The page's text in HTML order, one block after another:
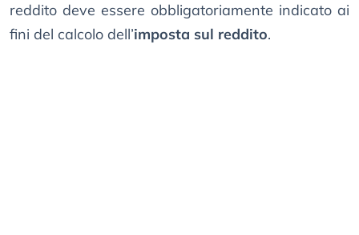
reddito deve essere obbligatoriamente indicato ai
fini del calcolo dell’imposta sul reddito.